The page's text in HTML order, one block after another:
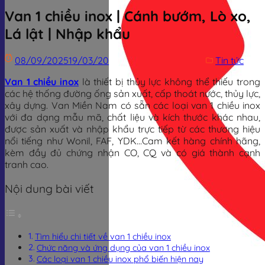
Van 1 chiều inox | Cánh bướm, Lò xo,
Lá lật | Nhập khẩu
08/09/202519/03/2026
Tin tức
Van 1 chiều inox là thiết bị thủy lực không thể thiếu trong
các hệ thống đường ống sản xuất, cấp thoát nước, thủy lực,
xây dựng. Van Miền Nam có sẵn các loại van 1 chiều inox
với đa dạng mẫu mã, chất liệu và kích thước khác nhau,
được sản xuất và nhập khẩu trực tiếp từ các thương hiệu
nổi tiếng như Wonil, FAF, YDK…Cam kết hàng chính hãng,
kèm đầy đủ chứng nhận CO, CQ và có giá thành cạnh
tranh cao.
Nội dung bài viết
Tìm hiểu chi tiết về van 1 chiều inox
Chức năng và ứng dụng của van 1 chiều inox
Các loại van 1 chiều inox phổ biến hiện nay